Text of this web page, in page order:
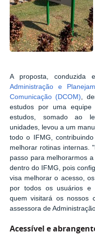
A proposta, conduzida
Administração e
Comunicação (DCOM) ,
estudos por uma equipe
estudos, somado ao
unidades, levou a um
todo o IFMG,
melhorar rotinas internas.
passo para melhorarmos
dentro do IFMG, pois
visa melhorar o acesso,
por todos os usuários e
quem visitará os nossos
assessora de
Acessível e